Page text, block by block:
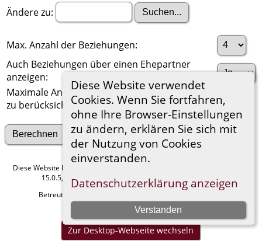
Diese Website verwendet
Cookies. Wenn Sie fortfahren,
ohne Ihre Browser-Einstellungen
zu ändern, erklären Sie sich mit
der Nutzung von Cookies
einverstanden.
Datenschutzerklärung anzeigen
Verstanden
Ändere zu:
Max. Anzahl der Beziehungen:
Auch Beziehungen über einen Ehepartner
anzeigen:
Maximale Anzahl der
zu berücksichtigenden Generationen:
Suche nach anderen Verbindungen
Diese Website läuft mit
15.0.5, programmiert von Darrin Lythgoe © 2001-2026.
Betreut von
Impressum
Zur Desktop-Webseite wechseln